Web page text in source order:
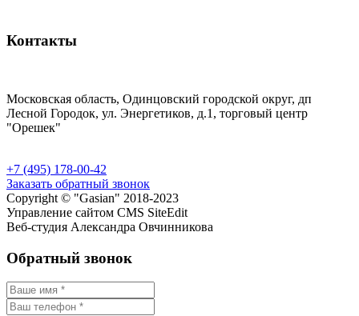
Контакты
Московская область, Одинцовский городской округ, дп
Лесной Городок, ул. Энергетиков, д.1, торговый центр
"Орешек"
+7 (495) 178-00-42
Заказать обратный звонок
Copyright © "Gasian" 2018-2023
Управление сайтом CMS SiteEdit
Веб-студия Александра Овчинникова
Обратный звонок